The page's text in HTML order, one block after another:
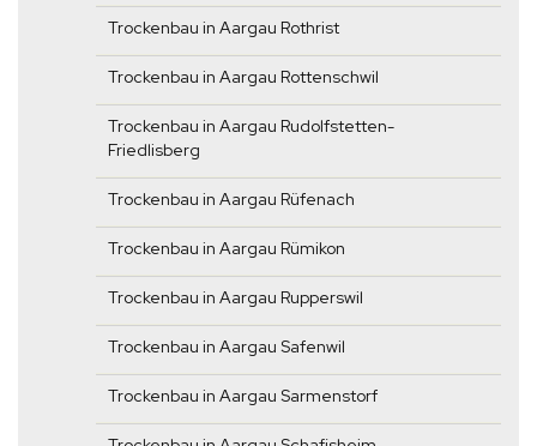
Trockenbau in Aargau Rothrist
Trockenbau in Aargau Rottenschwil
Trockenbau in Aargau Rudolfstetten-
Friedlisberg
Trockenbau in Aargau Rüfenach
Trockenbau in Aargau Rümikon
Trockenbau in Aargau Rupperswil
Trockenbau in Aargau Safenwil
Trockenbau in Aargau Sarmenstorf